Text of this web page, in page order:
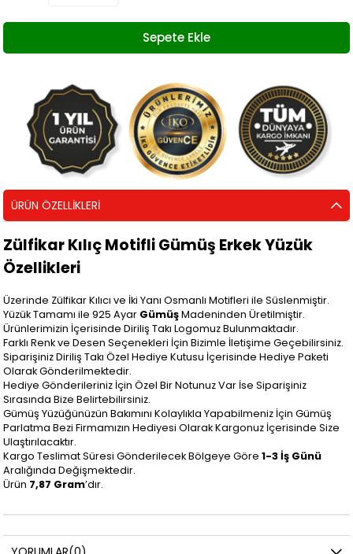
ÜRÜN ÖZELLIKLERI
Zülfikar Kılıç Motifli Gümüş Erkek Yüzük
Özellikleri
Üzerinde Zülfikar Kılıcı ve İki Yanı Osmanlı Motifleri ile Süslenmiştir.
Yüzük Tamamı ile 925 Ayar GümüşMadeninden Üretilmiştir.
Ürünlerimizin İçerisinde Diriliş Takı Logomuz Bulunmaktadır.
Farklı Renk ve Desen Seçenekleri İçin Bizimle İletişime Geçebilirsiniz.
Siparişiniz Diriliş Takı Özel Hediye Kutusu İçerisinde Hediye Paketi
Olarak Gönderilmektedir.
Hediye Gönderileriniz İçin Özel Bir Notunuz Var İse Siparişiniz
Sırasında Bize Belirtebilirsiniz.
Gümüş Yüzüğünüzün Bakımını Kolaylıkla Yapabilmeniz İçin Gümüş
Parlatma Bezi Firmamızın Hediyesi Olarak Kargonuz İçerisinde Size
Ulaştırılacaktır.
Kargo Teslimat Süresi Gönderilecek Bölgeye Göre1-3 İş Günü
Aralığında Değişmektedir.
Ürün 7,87 Gram’dır.